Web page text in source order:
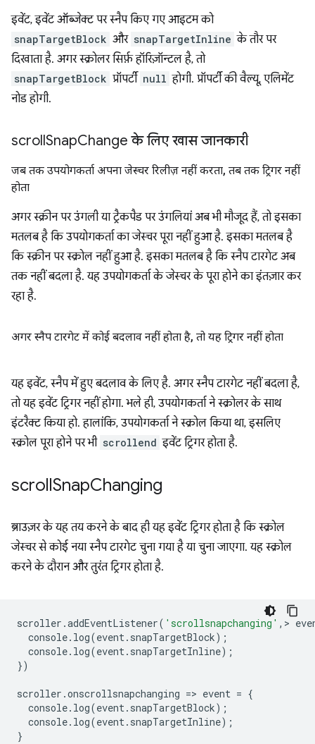
इवेंट, इवेंट ऑब्जेक्ट पर स्नैप किए गए आइटम को
snapTargetBlock और snapTargetInline के तौर पर
दिखाता है. अगर स्क्रोलर सिर्फ़ हॉरिज़ॉन्टल है, तो
snapTargetBlock प्रॉपर्टी null होगी. प्रॉपर्टी की वैल्यू, एलिमेंट
नोड होगी.
scrollSnapChange के लिए खास जानकारी
जब तक उपयोगकर्ता अपना जेस्चर रिलीज़ नहीं करता, तब तक ट्रिगर नहीं
होता
अगर स्क्रीन पर उंगली या ट्रैकपैड पर उंगलियां अब भी मौजूद हैं, तो इसका
मतलब है कि उपयोगकर्ता का जेस्चर पूरा नहीं हुआ है. इसका मतलब है
कि स्क्रीन पर स्क्रोल नहीं हुआ है. इसका मतलब है कि स्नैप टारगेट अब
तक नहीं बदला है. यह उपयोगकर्ता के जेस्चर के पूरा होने का इंतज़ार कर
रहा है.
अगर स्नैप टारगेट में कोई बदलाव नहीं होता है, तो यह ट्रिगर नहीं होता
यह इवेंट, स्नैप में हुए बदलाव के लिए है. अगर स्नैप टारगेट नहीं बदला है,
तो यह इवेंट ट्रिगर नहीं होगा. भले ही, उपयोगकर्ता ने स्क्रोलर के साथ
इंटरैक्ट किया हो. हालांकि, उपयोगकर्ता ने स्क्रोल किया था, इसलिए
स्क्रोल पूरा होने पर भी scrollend इवेंट ट्रिगर होता है.
scrollSnapChanging
ब्राउज़र के यह तय करने के बाद ही यह इवेंट ट्रिगर होता है कि स्क्रोल
जेस्चर से कोई नया स्नैप टारगेट चुना गया है या चुना जाएगा. यह स्क्रोल
करने के दौरान और तुरंत ट्रिगर होता है.
scroller .addEventListener( 'scrollsnapchanging' , >
console. log(event. snapTargetBlock);
console. log(event. snapTargetInline);
})
scroller .onscrollsnapchanging => event = {
console. log(event. snapTargetBlock);
console. log(event. snapTargetInline);
}